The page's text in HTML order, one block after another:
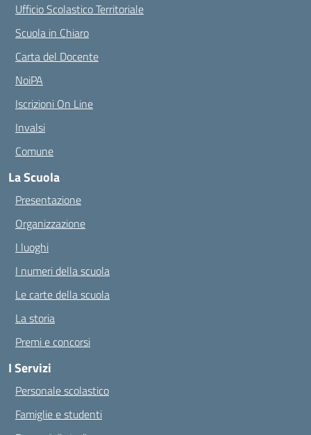
Ufficio Scolastico Territoriale
Scuola in Chiaro
Carta del Docente
NoiPA
Iscrizioni On Line
Invalsi
Comune
La Scuola
Presentazione
Organizzazione
I luoghi
I numeri della scuola
Le carte della scuola
La storia
Premi e concorsi
I Servizi
Personale scolastico
Famiglie e studenti